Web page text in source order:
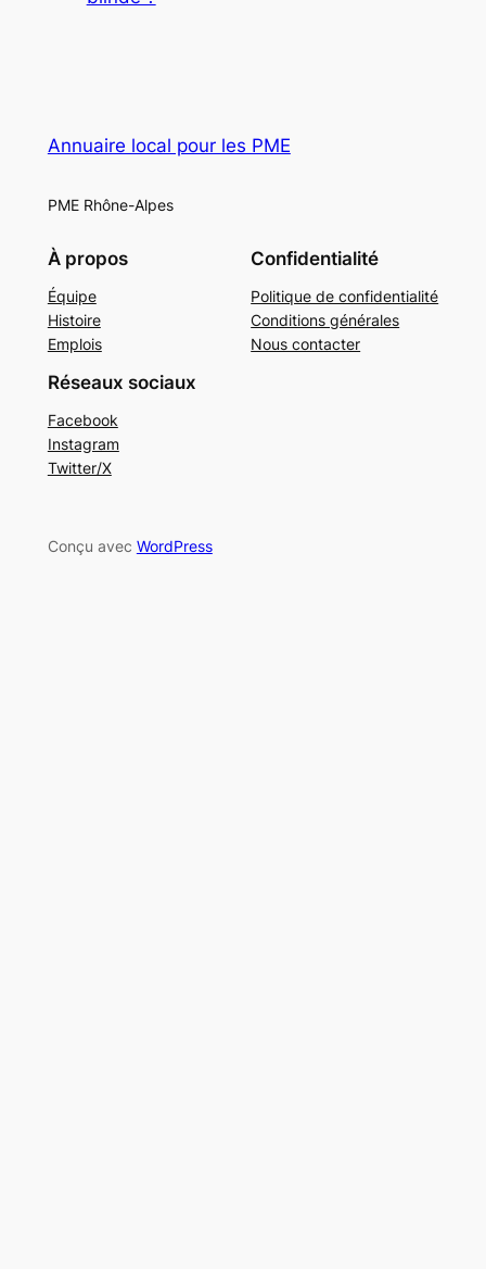
Annuaire local pour les PME
PME Rhône-Alpes
À propos
Équipe
Histoire
Emplois
Confidentialité
Politique de confidentialité
Conditions générales
Nous contacter
Réseaux sociaux
Facebook
Instagram
Twitter/X
Conçu avec WordPress